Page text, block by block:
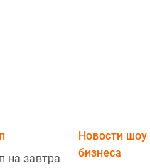
на завтра
Новости шоу
бизнеса